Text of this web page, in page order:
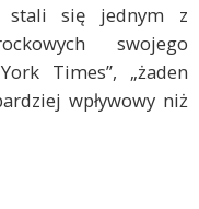
stali się jednym z
swojego
Times”, „żaden
wpływowy niż